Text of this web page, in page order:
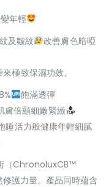
年輕
及皺紋
改善膚色暗啞
極致保濕功效。
飽滿透彈
膚倍顯細嫩緊緻
睡活力般健康年輕細膩
（ChronoluxCB™️
護力量。產品同時蘊含